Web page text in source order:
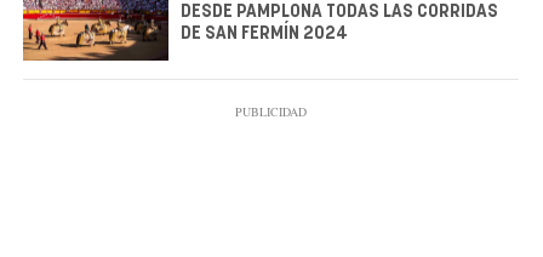
DESDE PAMPLONA TODAS LAS CORRIDAS
DE SAN FERMÍN 2024